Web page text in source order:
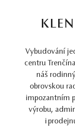
Vybudování
centru
náš
obrovskou
impozantním
výrobu,
i